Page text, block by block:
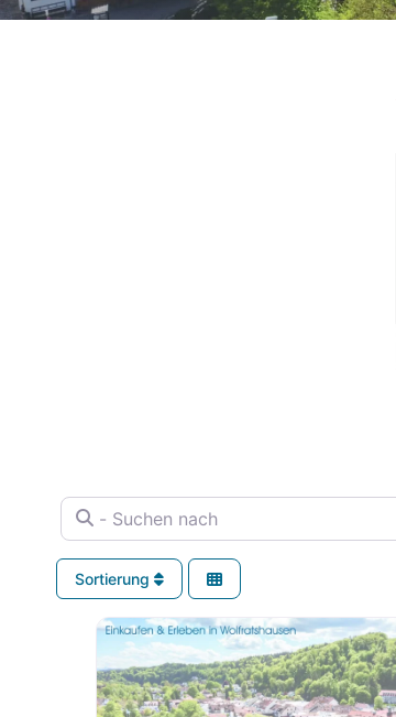
- Suchen nach
Sortierung